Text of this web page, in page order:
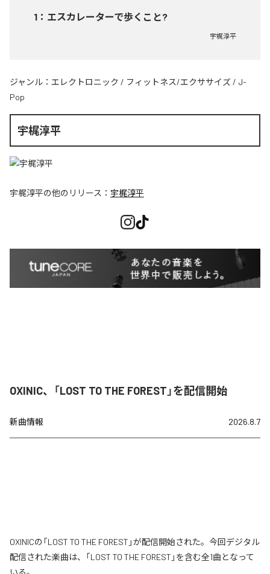
1 ： エスカレーターで歩くこと?
宇梶淳平
ジャンル： エレクトロニック / フィットネス/エクササイズ / J-
Pop
宇梶淳平
宇梶淳平の他のリリース： 宇梶淳平
OXINIC、「LOST TO THE FOREST」を配信開始
新曲情報 2026.8.7
OXINICの「LOST TO THE FOREST」が配信開始された。今回デジタル
配信された楽曲は、「LOST TO THE FOREST」を含む全1曲となって
いる。